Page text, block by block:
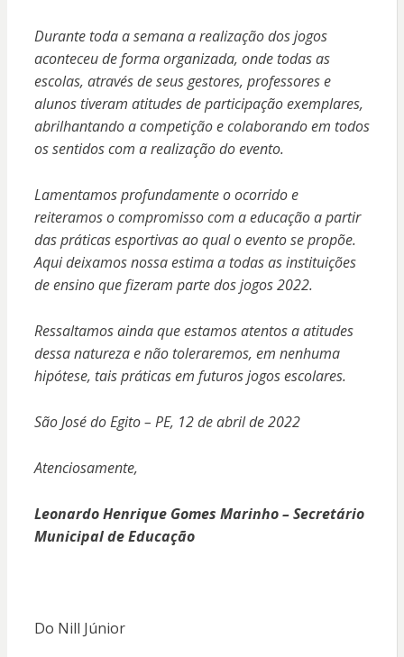
Durante toda a semana a realização dos jogos
aconteceu de forma organizada, onde todas as
escolas, através de seus gestores, professores e
alunos tiveram atitudes de participação exemplares,
abrilhantando a competição e colaborando em todos
os sentidos com a realização do evento.
Lamentamos profundamente o ocorrido e
reiteramos o compromisso com a educação a partir
das práticas esportivas ao qual o evento se propõe.
Aqui deixamos nossa estima a todas as instituições
de ensino que fizeram parte dos jogos 2022.
Ressaltamos ainda que estamos atentos a atitudes
dessa natureza e não toleraremos, em nenhuma
hipótese, tais práticas em futuros jogos escolares.
São José do Egito – PE, 12 de abril de 2022
Atenciosamente,
Leonardo Henrique Gomes Marinho – Secretário
Municipal de Educação
Do Nill Júnior